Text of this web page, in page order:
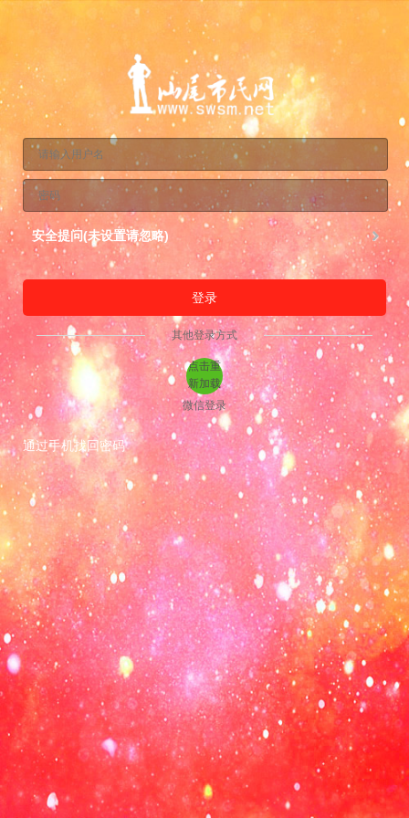
安全提问(未设置请忽略)
登录
其他登录方式
点击重
新加载
微信登录
通过手机找回密码